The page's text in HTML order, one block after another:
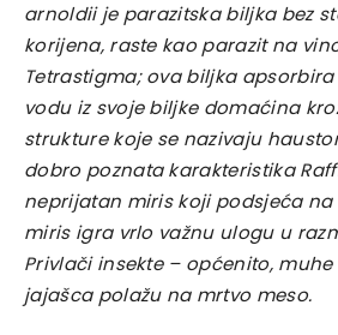
arnoldii je parazitska biljka bez
korijena, raste kao parazit na
Tetrastigma; ova biljka
vodu iz svoje biljke domaćina
strukture koje se nazivaju
dobro poznata karakteristika
neprijatan miris koji podsjeća na
miris igra vrlo važnu ulogu u
Privlači insekte – općenito,
jajašca polažu na mrtvo meso.